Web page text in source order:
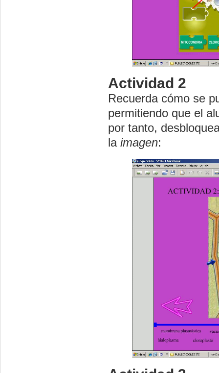
Actividad 2
Recuerda cómo se
permitiendo que el
por tanto,
la imagen: